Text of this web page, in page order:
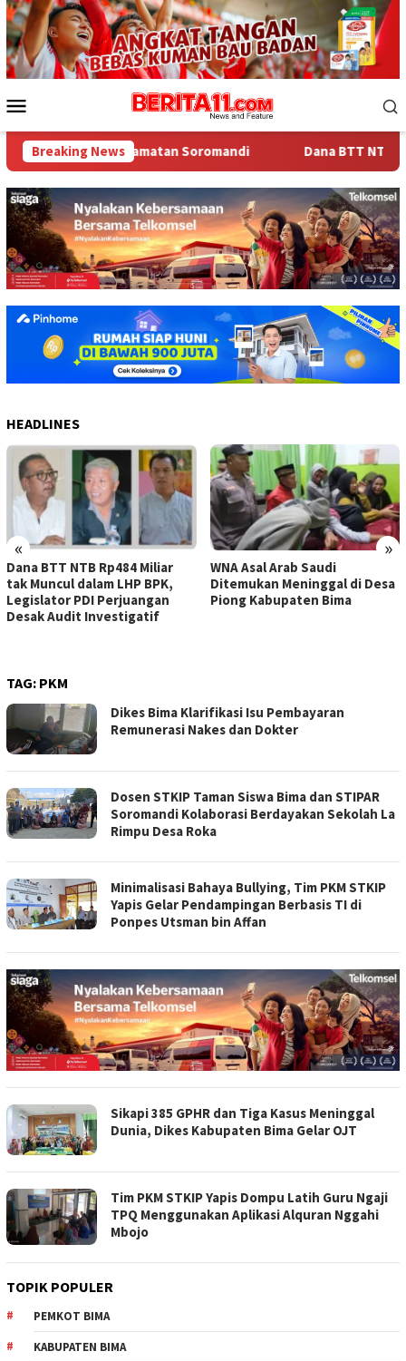
Loncat
ke
konten
Mobile
Breaking News
Kecamatan Soromandi Dana BTT NTB Rp484
HEADLINES
« »
Dana BTT NTB Rp484 Miliar
tak Muncul dalam LHP BPK,
Legislator PDI Perjuangan
Desak Audit Investigatif
WNA Asal Arab Saudi
Ditemukan Meninggal di Desa
Piong Kabupaten Bima
TAG: PKM
Dikes Bima Klarifikasi Isu Pembayaran
Remunerasi Nakes dan Dokter
Dosen STKIP Taman Siswa Bima dan STIPAR
Soromandi Kolaborasi Berdayakan Sekolah La
Rimpu Desa Roka
Minimalisasi Bahaya Bullying, Tim PKM STKIP
Yapis Gelar Pendampingan Berbasis TI di
Ponpes Utsman bin Affan
Sikapi 385 GPHR dan Tiga Kasus Meninggal
Dunia, Dikes Kabupaten Bima Gelar OJT
Tim PKM STKIP Yapis Dompu Latih Guru Ngaji
TPQ Menggunakan Aplikasi Alquran Nggahi
Mbojo
TOPIK POPULER
PEMKOT BIMA
KABUPATEN BIMA